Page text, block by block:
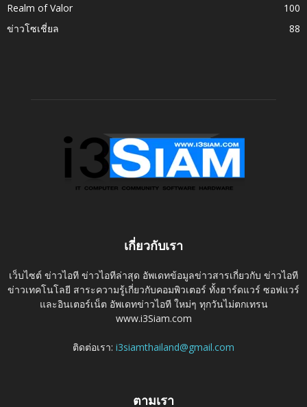
Realm of Valor
100
ข่าวโซเชี่ยล
88
เกี่ยวกับเรา
เว็บไซต์ ข่าวไอที ข่าวไอทีล่าสุด อัพเดทข้อมูลข่าวสารเกี่ยวกับ ข่าวไอที
ข่าวเทคโนโลยี สาระความรู้เกี่ยวกับคอมพิวเตอร์ ทั้งฮาร์ดแวร์ ซอฟแวร์
และอินเตอร์เน็ต อัพเดทข่าวไอที ใหม่ๆ ทุกวันไม่ตกเทรน
www.i3Siam.com
ติดต่อเรา: i3siamthailand@gmail.com
ตามเรา